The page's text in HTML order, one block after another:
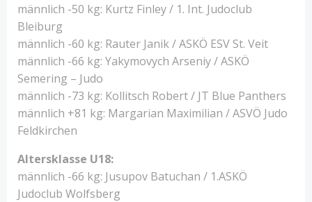
männlich -50 kg: Kurtz Finley / 1. Int. Judoclub
Bleiburg
männlich -60 kg: Rauter Janik / ASKÖ ESV St. Veit
männlich -66 kg: Yakymovych Arseniy / ASKÖ
Semering – Judo
männlich -73 kg: Kollitsch Robert / JT Blue Panthers
männlich +81 kg: Margarian Maximilian / ASVÖ Judo
Feldkirchen
Altersklasse U18:
männlich -66 kg: Jusupov Batuchan / 1.ASKÖ
Judoclub Wolfsberg